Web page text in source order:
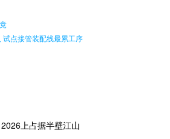
点接管装配线最累工序
上占据半壁江山